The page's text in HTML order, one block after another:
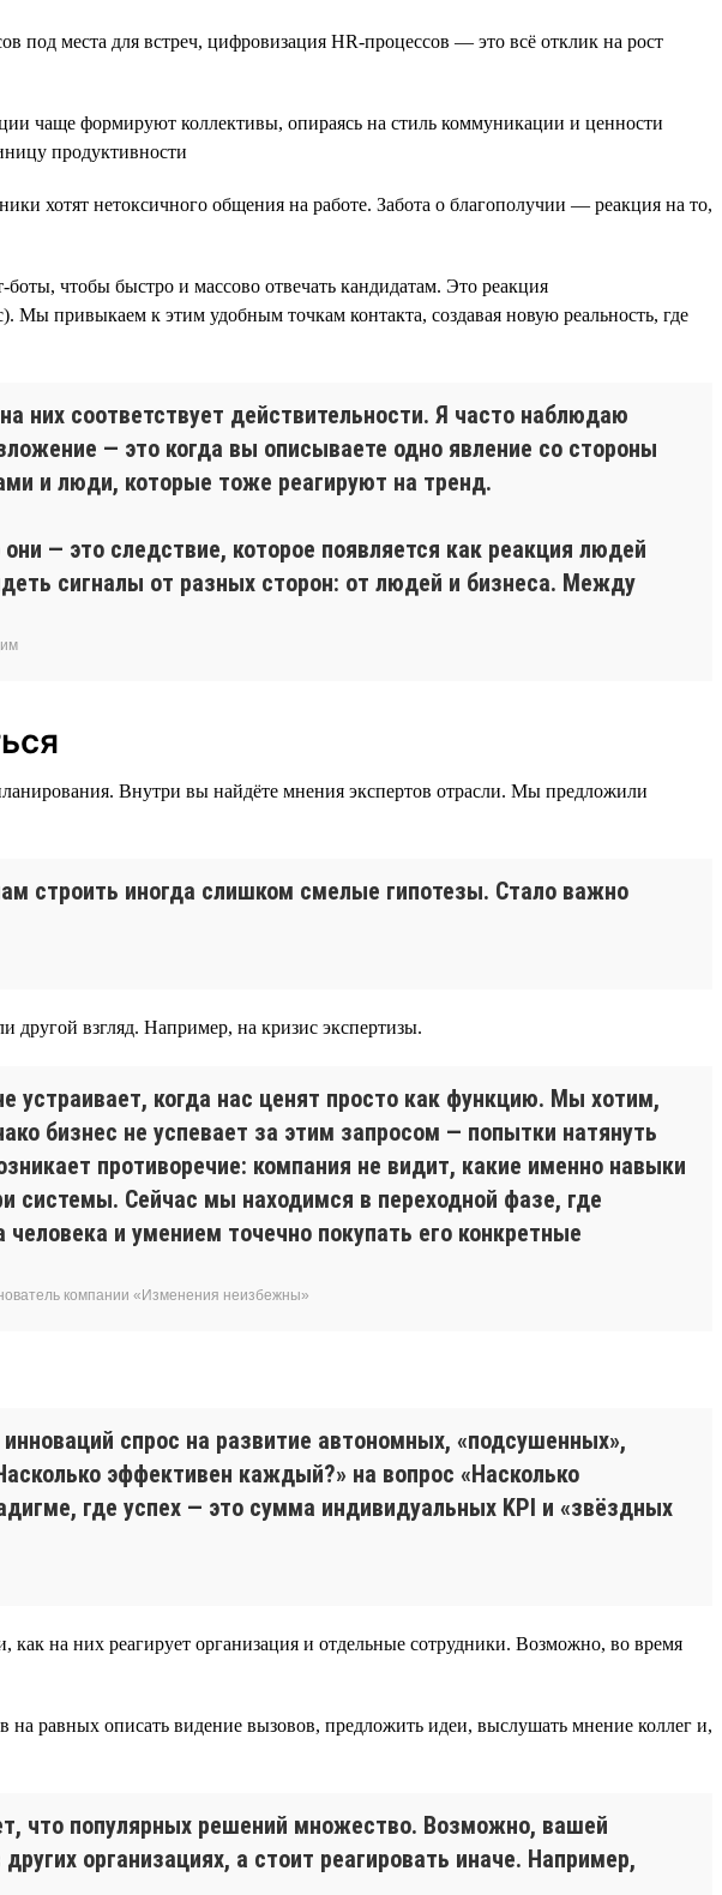
под места для встреч, цифровизация HR-процессов — это всё отклик на рост
чаще формируют коллективы, опираясь на стиль коммуникации и ценности
продуктивности
хотят нетоксичного общения на работе. Забота о благополучии — реакция на то,
чтобы быстро и массово отвечать кандидатам. Это реакция
привыкаем к этим удобным точкам контакта, создавая новую реальность, где
них соответствует действительности. Я часто наблюдаю
— это когда вы описываете одно явление со стороны
и люди, которые тоже реагируют на тренд.
— это следствие, которое появляется как реакция людей
сигналы от разных сторон: от людей и бизнеса. Между
Внутри вы найдёте мнения экспертов отрасли. Мы предложили
строить иногда слишком смелые гипотезы. Стало важно
другой взгляд. Например, на кризис экспертизы.
когда нас ценят просто как функцию. Мы хотим,
бизнес не успевает за этим запросом — попытки натянуть
противоречие: компания не видит, какие именно навыки
системы. Сейчас мы находимся в переходной фазе, где
и умением точечно покупать его конкретные
компании «Изменения неизбежны»
спрос на развитие автономных, «подсушенных»,
эффективен каждый?» на вопрос «Насколько
где успех — это сумма индивидуальных KPI и «звёздных
на них реагирует организация и отдельные сотрудники. Возможно, во время
равных описать видение вызовов, предложить идеи, выслушать мнение коллег и,
что популярных решений множество. Возможно, вашей
организациях, а стоит реагировать иначе. Например,